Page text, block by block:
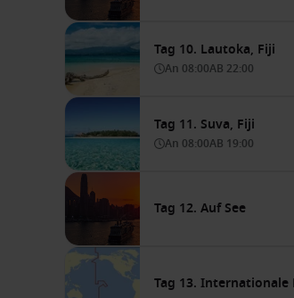
Tag 10. Lautoka, Fiji
An 08:00AB 22:00
Tag 11. Suva, Fiji
An 08:00AB 19:00
Tag 12. Auf See
Tag 13.